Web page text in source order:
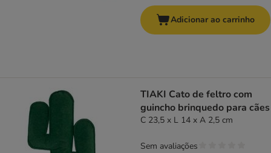
Adicionar ao carrinho
TIAKI Cato de feltro com
guincho brinquedo para cães
C 23,5 x L 14 x A 2,5 cm
Sem avaliações